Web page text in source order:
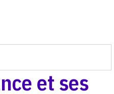
et ses